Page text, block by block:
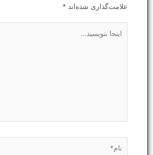
علامت‌گذاری شده‌اند *
بنویسید…